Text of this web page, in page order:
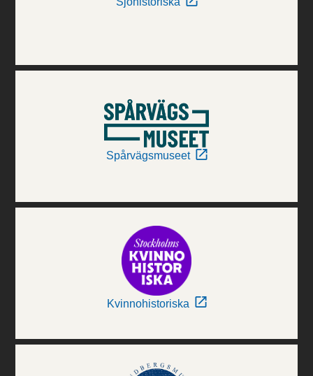
Spårvägsmuseet
Kvinnohistoriska